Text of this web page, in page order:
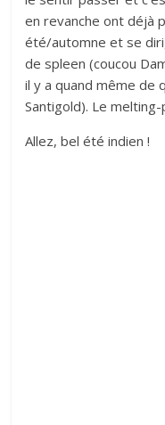
en revanche ont déjà
été/automne et se
de spleen (coucou
il y a quand même de
Santigold). Le
Allez, bel été indien !